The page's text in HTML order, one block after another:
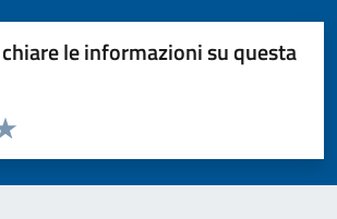
le informazioni su questa
la pagina
5 stelle su 5
4 stelle su 5
su 5
su 5
5